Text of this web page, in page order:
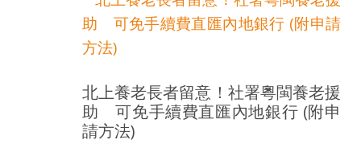
北上養老長者留意！社署粵閩養老援
助 可免手續費直匯內地銀行 (附申
請方法)